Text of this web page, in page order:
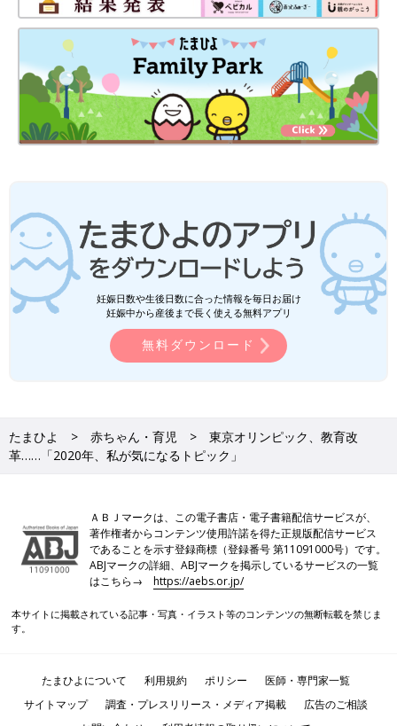
妊娠日数や生後日数に合った情報を毎日お届け
妊娠中から産後まで長く使える無料アプリ
無料ダウンロード
たまひよ 赤ちゃん・育児
東京オリンピック、教育改
革……「2020年、私が気になるトピック」
ＡＢＪマークは、この電子書店・電子書籍配信サービスが、
著作権者からコンテンツ使用許諾を得た正規版配信サービス
であることを示す登録商標（登録番号 第11091000号）です。
ABJマークの詳細、ABJマークを掲示しているサービスの一覧
はこちら→https://aebs.or.jp/
本サイトに掲載されている記事・写真・イラスト等のコンテンツの無断転載を禁じま
す。
たまひよについて 利用規約 ポリシー
医師・専門家一覧
サイトマップ
調査・プレスリリース・メディア掲載
広告のご相談